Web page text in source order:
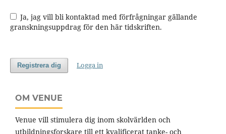
Ja, jag vill bli kontaktad med förfrågningar gällande
granskningsuppdrag för den här tidskriften.
Registrera dig Logga in
OM VENUE
Venue vill stimulera dig inom skolvärlden och
utbildningsforskare till ett kvalificerat tanke- och